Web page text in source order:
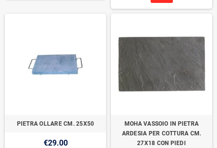
PIETRA OLLARE CM. 25X50
€29.00
MOHA VASSOIO IN PIETRA
ARDESIA PER COTTURA CM.
27X18 CON PIEDI